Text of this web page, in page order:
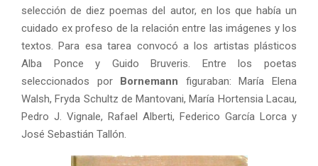
selección de diez poemas del autor, en los que había un
cuidado ex profeso de la relación entre las imágenes y los
textos. Para esa tarea convocó a los artistas plásticos
Alba Ponce y Guido Bruveris. Entre los poetas
seleccionados por Bornemann figuraban: María Elena
Walsh, Fryda Schultz de Mantovani, María Hortensia Lacau,
Pedro J. Vignale, Rafael Alberti, Federico García Lorca y
José Sebastián Tallón.